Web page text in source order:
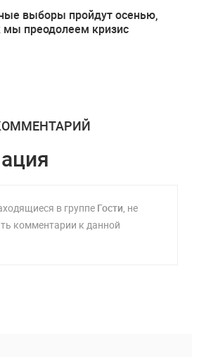
выборы пройдут осенью,
мы преодолеем кризис
в группе Гости, не
комментарии к данной